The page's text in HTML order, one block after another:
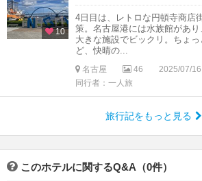
10
4日目は、レトロな円頓寺商店
策。名古屋港には水族館があり
大きな施設でビックリ。ちょ
ど、快晴の...
名古屋 46
2025/07/
同行者：一人旅
旅行記をもっと見る
このホテルに関するQ&A（0件）